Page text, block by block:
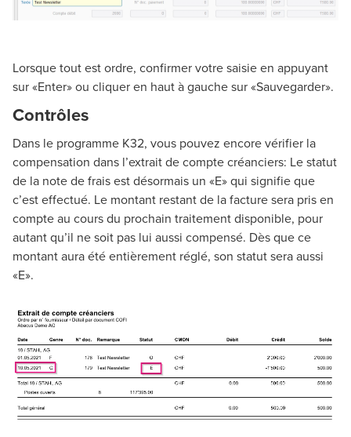
Lorsque tout est ordre, confirmer votre saisie en appuyant
sur «Enter» ou cliquer en haut à gauche sur «Sauvegarder».
Contrôles
Dans le programme K32, vous pouvez encore vérifier la
compensation dans l’extrait de compte créanciers: Le statut
de la note de frais est désormais un «E» qui signifie que
c’est effectué. Le montant restant de la facture sera pris en
compte au cours du prochain traitement disponible, pour
autant qu’il ne soit pas lui aussi compensé. Dès que ce
montant aura été entièrement réglé, son statut sera aussi
«E».